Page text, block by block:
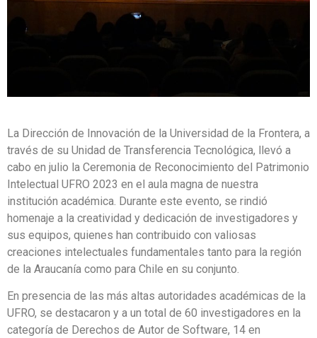
La Dirección de Innovación de la Universidad de la Frontera, a
través de su Unidad de Transferencia Tecnológica, llevó a
cabo en julio la Ceremonia de Reconocimiento del Patrimonio
Intelectual UFRO 2023 en el aula magna de nuestra
institución académica. Durante este evento, se rindió
homenaje a la creatividad y dedicación de investigadores y
sus equipos, quienes han contribuido con valiosas
creaciones intelectuales fundamentales tanto para la región
de la Araucanía como para Chile en su conjunto.
En presencia de las más altas autoridades académicas de la
UFRO, se destacaron y a un total de 60 investigadores en la
categoría de Derechos de Autor de Software, 14 en